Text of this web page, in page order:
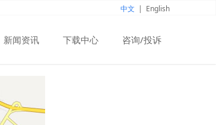
中文 | English
新闻资讯 下载中心 咨询/投诉